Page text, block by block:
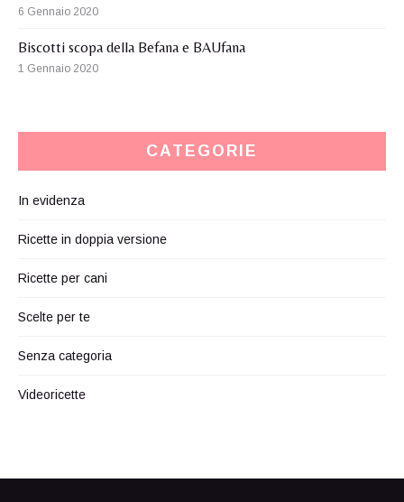
6 Gennaio 2020
Biscotti scopa della Befana e BAUfana
1 Gennaio 2020
CATEGORIE
In evidenza
Ricette in doppia versione
Ricette per cani
Scelte per te
Senza categoria
Videoricette